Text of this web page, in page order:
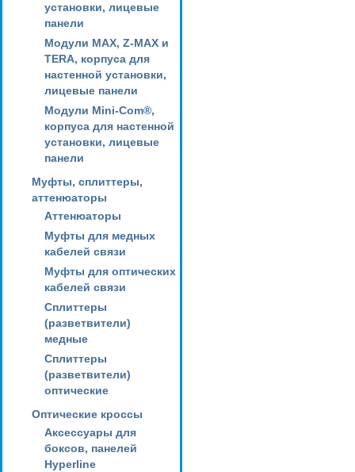
установки, лицевые
панели
Модули MAX, Z-MAX и
TERA, корпуса для
настенной установки,
лицевые панели
Модули Mini-Com®,
корпуса для настенной
установки, лицевые
панели
Муфты, сплиттеры,
аттенюаторы
Аттенюаторы
Муфты для медных
кабелей связи
Муфты для оптических
кабелей связи
Сплиттеры
(разветвители)
медные
Сплиттеры
(разветвители)
оптические
Оптические кроссы
Аксессуары для
боксов, панелей
Hyperline